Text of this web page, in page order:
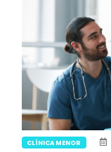
CLÍNICA MENOR